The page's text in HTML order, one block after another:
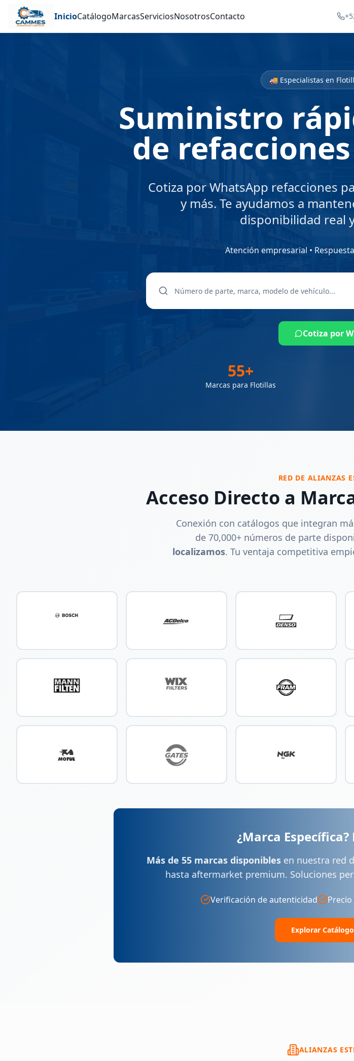
InicioCatálogoMarcasServiciosNosotrosContacto
🚚 Especialistas en
Suministro
de
Cotiza por WhatsApp refacciones
y más. Te ayudamos a
disponibilidad real
Atención empresarial • Respuesta
Buscar
Cotiza por
55+
Marcas para Flotillas
RED DE ALIANZAS
Acceso Directo a
Conexión con catálogos que integran
de 70,000+ números de parte
localizamos. Tu ventaja competitiva
¿Marca
Más de 55 marcas disponiblesen nuestra red
hasta aftermarket premium. Soluciones
Verificación de autenticidad
Explorar
ALIANZAS